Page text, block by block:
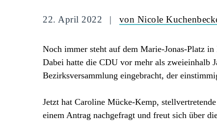
22. April 2022 von Nicole
Noch immer steht auf dem Marie-Jonas-Platz
Dabei hatte die CDU vor mehr als zweieinhalb
Bezirksversammlung eingebracht, der
Jetzt hat Caroline Mücke-Kemp,
einem Antrag nachgefragt und freut sich über